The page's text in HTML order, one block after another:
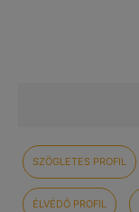
SZÖGLETES PROFIL
ÉLVÉDŐ PROFIL